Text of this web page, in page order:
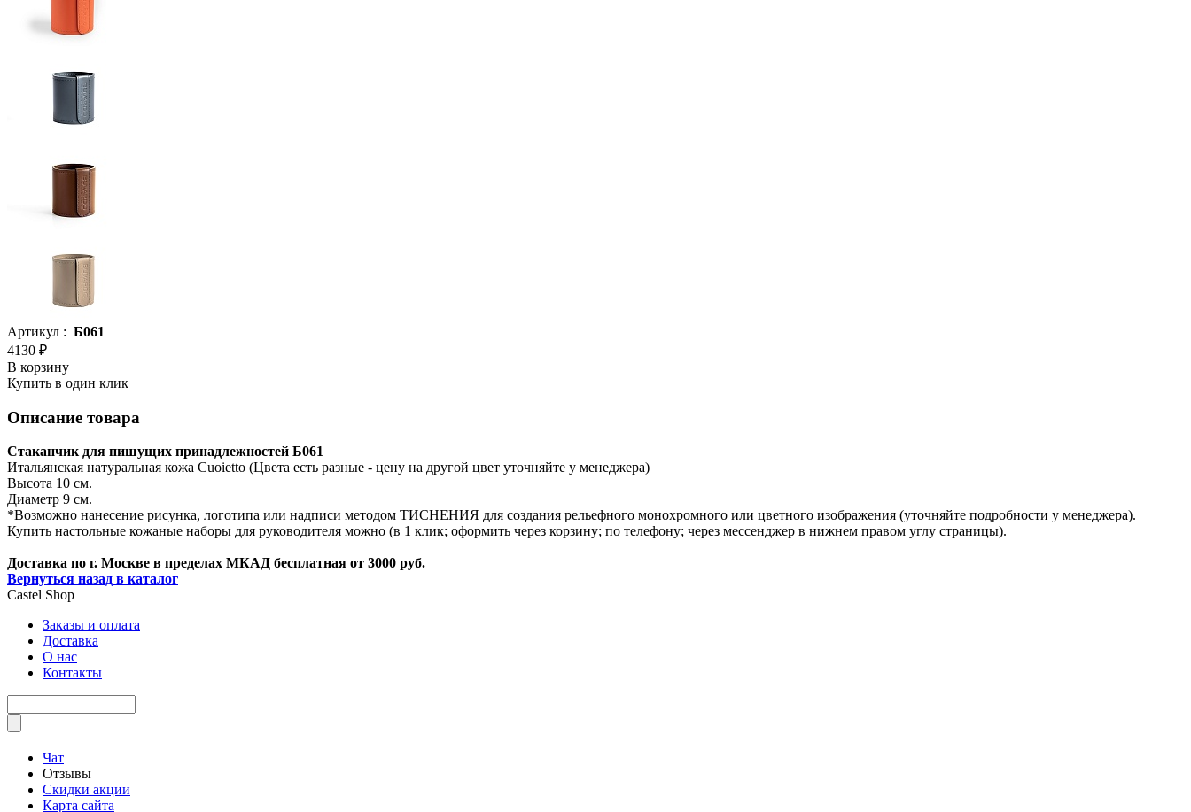
Артикул : Б061
4130 ₽
В корзину
Купить в один клик
Описание товара
Стаканчик для пишущих принадлежностей Б061
Итальянская натуральная кожа Cuoietto (Цвета есть разные - цену на другой цвет уточняйте у менеджера)
Высота 10 см.
Диаметр 9 см.
*Возможно нанесение рисунка, логотипа или надписи методом ТИСНЕНИЯ для создания рельефного монохромного или цветного изображения (уточняйте подробности у менеджера).
Купить настольные кожаные наборы для руководителя можно (в 1 клик; оформить через корзину; по телефону; через мессенджер в нижнем правом углу страницы).
Доставка по г. Москве в пределах МКАД бесплатная от 3000 руб.
Вернуться назад в каталог
Castel Shop
Заказы и оплата
Доставка
О нас
Контакты
Чат
Отзывы
Скидки акции
Карта сайта